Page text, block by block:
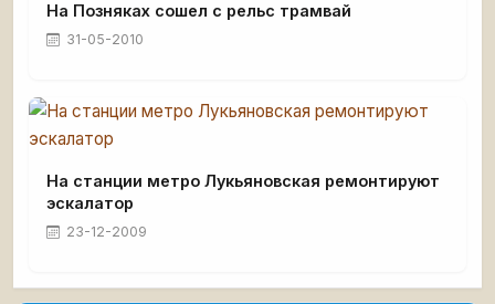
На Позняках сошел с рельс трамвай
31-05-2010
На станции метро Лукьяновская ремонтируют
эскалатор
23-12-2009